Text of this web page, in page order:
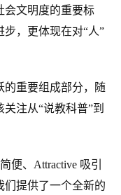
文明度的重要标
，更体现在对“人”
重要组成部分，随
注从“说教科普”到
、Attractive 吸引
们提供了一个全新的